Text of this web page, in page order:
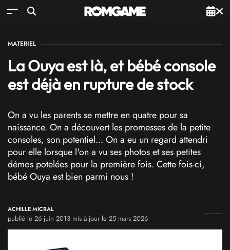
MATERIEL
La Ouya est là, et bébé console
est déjà en rupture de stock
On a vu les parents se mettre en quatre pour sa
naissance. On a découvert les promesses de la petite
consoles, son potentiel... On a eu un regard attendri
pour elle lorsque l'on a vu ses photos et ses petites
démos potelées pour la première fois. Cette fois-ci,
bébé Ouya est bien parmi nous !
ACHILLE MICRAL
publié le 26 juin 2013 mis à jour le 25 mars 2026